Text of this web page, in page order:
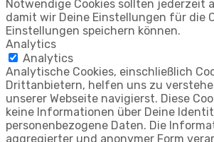
Notwendige Cookies sollten jederzeit
damit wir Deine Einstellungen für die
Einstellungen speichern können.
Analytics
Analytics
Analytische Cookies, einschließlich
Drittanbietern, helfen uns zu
unserer Webseite navigierst. Diese
keine Informationen über Deine
personenbezogene Daten. Die
aggregierter und anonymer Form